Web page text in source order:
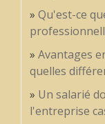
Qu'est-ce
Avantages
quelles
Un salarié
l'entreprise